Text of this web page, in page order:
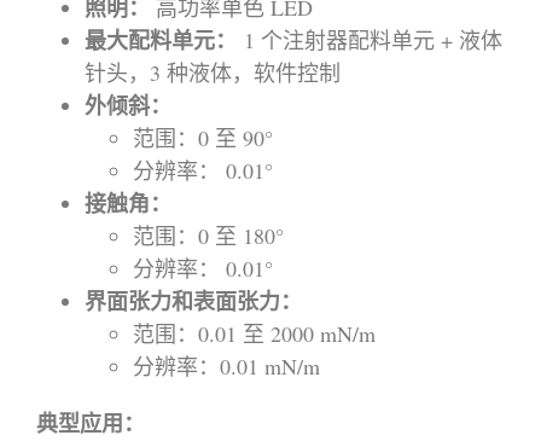
照明： 高功率单色 LED
最大配料单元：
1 个注射器配料单元 + 液体
针头，3 种液体，软件控制
外倾斜：
范围：0 至 90°
分辨率： 0.01°
接触角：
范围：0 至 180°
分辨率： 0.01°
界面张力和表面张力：
范围：0.01 至 2000 mN/m
分辨率：0.01 mN/m
典型应用：